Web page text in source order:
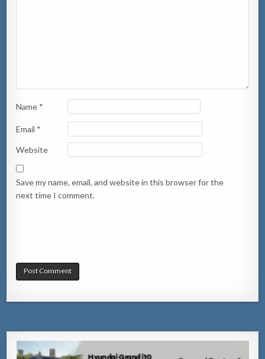
Name *
Email *
Website
Save my name, email, and website in this browser for the
next time I comment.